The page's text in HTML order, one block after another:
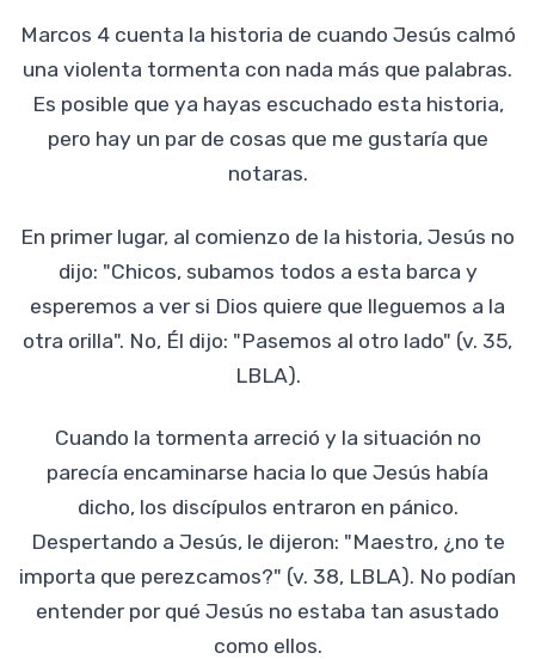
Marcos 4 cuenta la historia de cuando Jesús calmó
una violenta tormenta con nada más que palabras.
Es posible que ya hayas escuchado esta historia,
pero hay un par de cosas que me gustaría que
notaras.
En primer lugar, al comienzo de la historia, Jesús no
dijo: "Chicos, subamos todos a esta barca y
esperemos a ver si Dios quiere que lleguemos a la
otra orilla". No, Él dijo: "Pasemos al otro lado" (v. 35,
LBLA).
Cuando la tormenta arreció y la situación no
parecía encaminarse hacia lo que Jesús había
dicho, los discípulos entraron en pánico.
Despertando a Jesús, le dijeron: "Maestro, ¿no te
importa que perezcamos?" (v. 38, LBLA). No podían
entender por qué Jesús no estaba tan asustado
como ellos.